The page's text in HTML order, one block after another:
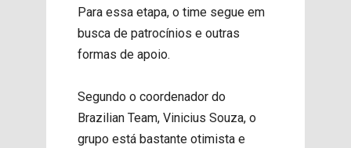
Para essa etapa, o time segue em
busca de patrocínios e outras
formas de apoio.
Segundo o coordenador do
Brazilian Team, Vinicius Souza, o
grupo está bastante otimista e